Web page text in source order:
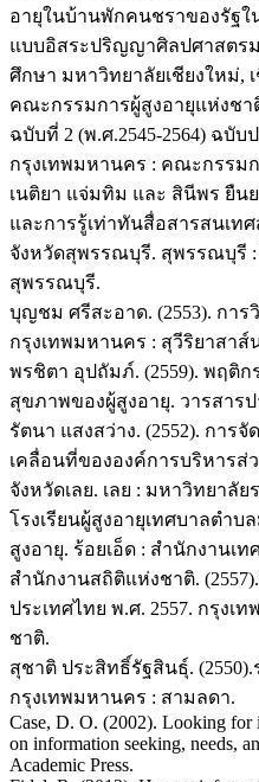
อายุในบ้านพักคนชราของรัฐใ
แบบอิสระปริญญาศิลปศาสตร
ศึกษา มหาวิทยาลัยเชียงใหม่,
คณะกรรมการผู้สูงอายุแห่งชา
ฉบับที่ 2 (พ.ศ.2545-2564) ฉบับ
กรุงเทพมหานคร : คณะกรรม
เนติยา แจ่มทิม และ สินีพร ยืน
และการรู้เท่าทันสื่อสารสนเท
จังหวัดสุพรรณบุรี. สุพรรณบุรี
สุพรรณบุรี.
บุญชม ศรีสะอาด. (2553). การ
กรุงเทพมหานคร : สุวีริยาสาส์
พรชิตา อุปถัมภ์. (2559). พฤติ
สุขภาพของผู้สูงอายุ. วารสารป
รัตนา แสงสว่าง. (2552). กา
เคลื่อนที่ขององค์การบริหารส่
จังหวัดเลย. เลย : มหาวิทยาลัย
โรงเรียนผู้สูงอายุเทศบาลตำบ
สูงอายุ. ร้อยเอ็ด : สำนักงานเ
สำนักงานสถิติแห่งชาติ.
ประเทศไทย พ.ศ. 2557. กรุง
ชาติ.
สุชาติ ประสิทธิ์รัฐสินธุ์.
กรุงเทพมหานคร : สามลดา.
Case, D. O. (2002). Looking for
on information seeking, needs,
Academic Press.